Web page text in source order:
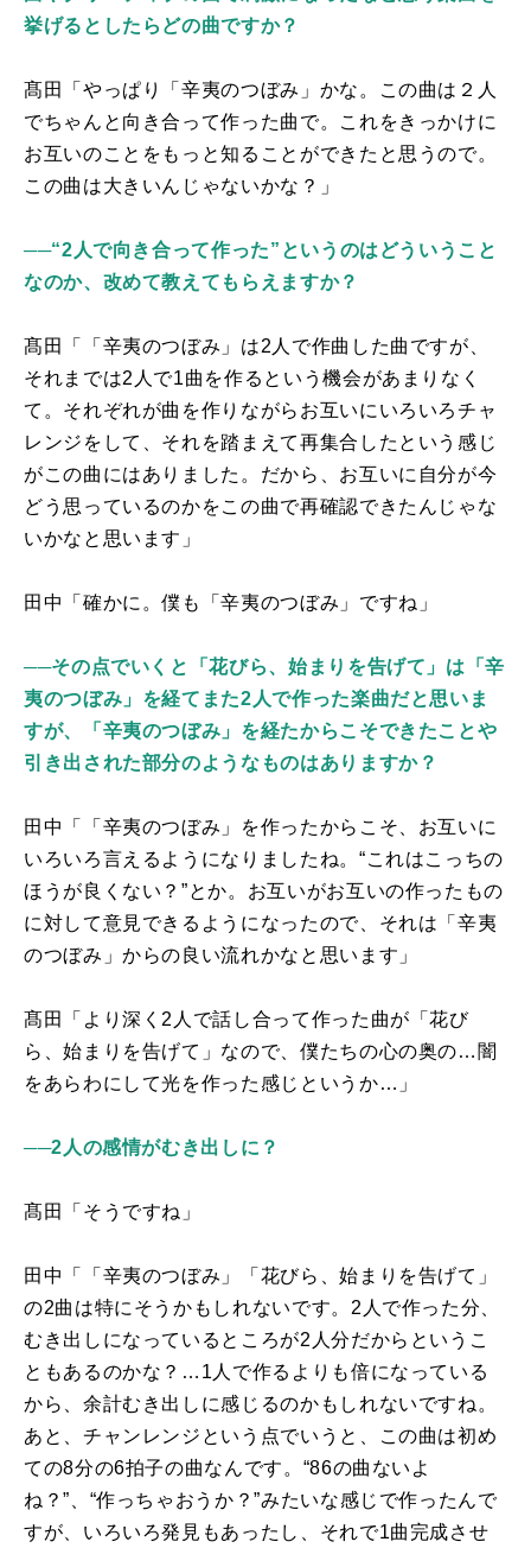
挙げるとしたらどの曲ですか？
髙田「やっぱり「辛夷のつぼみ」かな。この曲は２人
でちゃんと向き合って作った曲で。これをきっかけに
お互いのことをもっと知ることができたと思うので。
この曲は大きいんじゃないかな？」
──“2人で向き合って作った”というのはどういうこと
なのか、改めて教えてもらえますか？
髙田「「辛夷のつぼみ」は2 人で作曲した曲ですが、
それまでは2人で1曲を作るという機会があまりなく
て。それぞれが曲を作りながらお互いにいろいろチャ
レンジをして、それを踏まえて再集合したという感じ
がこの曲にはありました。だから、お互いに自分が今
どう思っているのかをこの曲で再確認できたんじゃな
いかなと思います」
田中「確かに。僕も「辛夷のつぼみ」ですね」
──その点でいくと「花びら、始まりを告げて」は「辛
夷のつぼみ」を経てまた2人で作った楽曲だと思いま
すが、「辛夷のつぼみ」を経たからこそできたことや
引き出された部分のようなものはありますか？
田中「「辛夷のつぼみ」を作ったからこそ、お互いに
いろいろ言えるようになりましたね。“これはこっちの
ほうが良くない？”とか。お互いがお互いの作ったもの
に対して意見できるようになったので、それは「辛夷
のつぼみ」からの良い流れかなと思います」
髙田「より深く 2 人で話し合って作った曲が「花び
ら、始まりを告げて」なので、僕たちの心の奥の… 闇
をあらわにして光を作った感じというか… 」
──2人の感情がむき出しに？
髙田「そうですね」
田中「「辛夷のつぼみ」「花びら、始まりを告げて」
の2曲は特にそうかもしれないです。 2 人で作った分、
むき出しになっているところが2 人分だからというこ
ともあるのかな？… 1 人で作るよりも倍になっている
から、余計むき出しに感じるのかもしれないですね。
あと、チャンレンジという点でいうと、この曲は初め
ての8分の6拍子の曲なんです。“86の曲ないよ
ね？”、“作っちゃおうか？”みたいな感じで作ったんで
すが、いろいろ発見もあったし、それで1曲完成させ